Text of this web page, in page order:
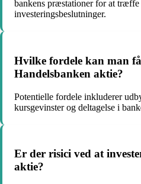
bankens præstationer for at
investeringsbeslutninger.
Hvilke fordele kan man
Handelsbanken aktie?
Potentielle fordele inkluderer
kursgevinster og deltagelse i
Er der risici ved at
aktie?